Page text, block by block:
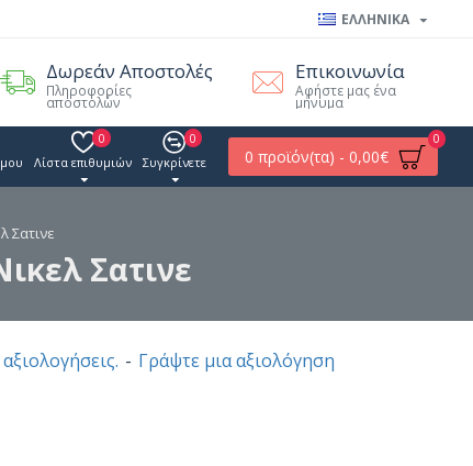
ΕΛΛΗΝΙΚΑ
Δωρεάν Αποστολές
Πληροφορίες
αποστολών
Επικοινωνία
Αφήστε μας ένα
μήνυμα
Λίστα επιθυμιών
0
Συγκρίνετε
0
0 προϊόν(τα) - 0,00€
0
Σατινε
Σατινε
- Γράψτε μια αξιολόγηση